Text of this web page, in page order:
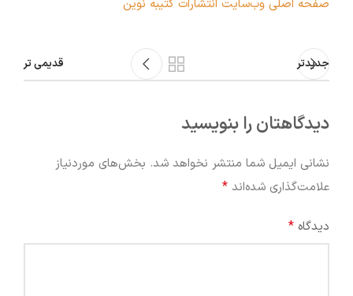
صفحه اصلی وب‌سایت انتشارات کتیبه نوین
جدیدتر قدیمی تر
دیدگاهتان را بنویسید
نشانی ایمیل شما منتشر نخواهد شد. بخش‌های موردنیاز
علامت‌گذاری شده‌اند *
دیدگاه *